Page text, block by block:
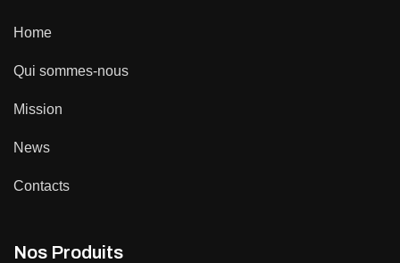
Home
Qui sommes-nous
Mission
News
Contacts
Nos Produits